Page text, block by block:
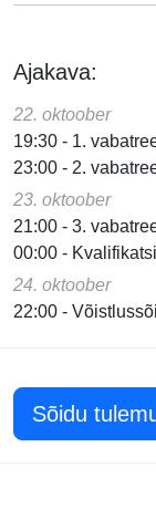
Ajakava:
22. oktoober
19:30 - 1.
23:00 - 2.
23. oktoober
21:00 - 3.
00:00 -
24. oktoober
22:00 -
Sõidu